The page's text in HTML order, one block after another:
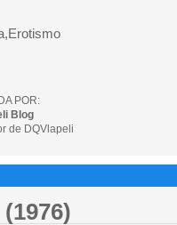
POR:
Blog
de DQVlapeli